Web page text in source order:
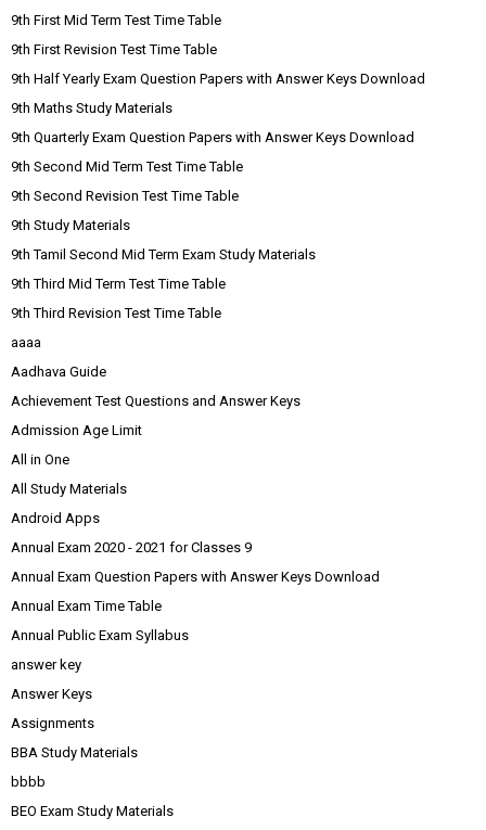
9th First Mid Term Test Time Table
9th First Revision Test Time Table
9th Half Yearly Exam Question Papers with Answer Keys Download
9th Maths Study Materials
9th Quarterly Exam Question Papers with Answer Keys Download
9th Second Mid Term Test Time Table
9th Second Revision Test Time Table
9th Study Materials
9th Tamil Second Mid Term Exam Study Materials
9th Third Mid Term Test Time Table
9th Third Revision Test Time Table
aaaa
Aadhava Guide
Achievement Test Questions and Answer Keys
Admission Age Limit
All in One
All Study Materials
Android Apps
Annual Exam 2020 - 2021 for Classes 9
Annual Exam Question Papers with Answer Keys Download
Annual Exam Time Table
Annual Public Exam Syllabus
answer key
Answer Keys
Assignments
BBA Study Materials
bbbb
BEO Exam Study Materials